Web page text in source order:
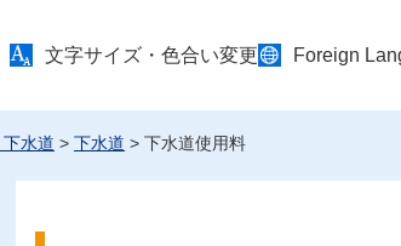
文字サイズ・色合い変更 Foreign
水道 > 下水道 > 下水道使用料